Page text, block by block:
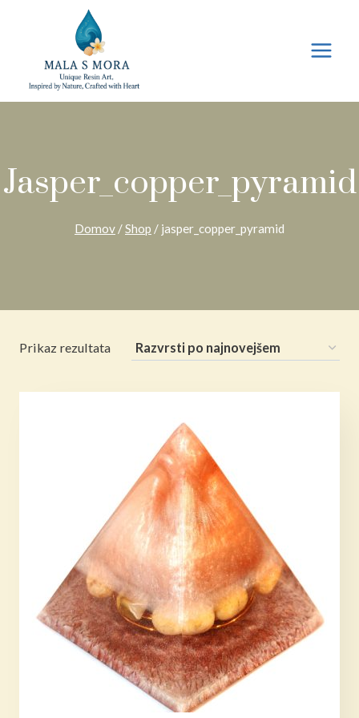
Jasper_copper_pyramid
Domov /Shop / jasper_copper_pyramid
Prikaz rezultata